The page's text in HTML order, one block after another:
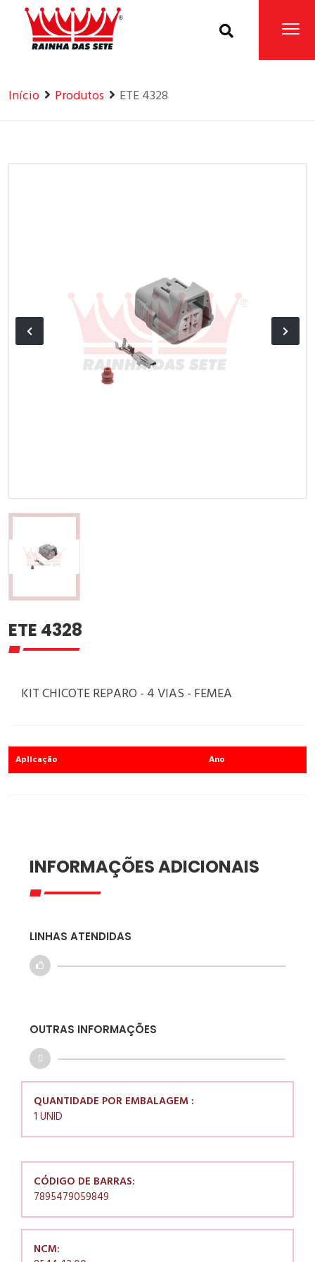
Home Produtos
Início Produtos ETE 4328
ETE 4328
KIT CHICOTE REPARO - 4 VIAS - FEMEA
Aplicação Ano
INFORMAÇÕES ADICIONAIS
LINHAS ATENDIDAS
OUTRAS INFORMAÇÕES
QUANTIDADE POR EMBALAGEM :
1 UNID
CÓDIGO DE BARRAS:
7895479059849
NCM: